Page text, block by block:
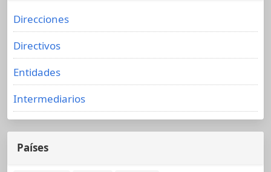
Direcciones
Directivos
Entidades
Intermediarios
Países